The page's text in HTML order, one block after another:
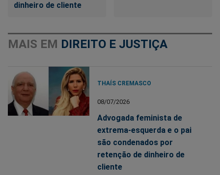
dinheiro de cliente
MAIS EM DIREITO E JUSTIÇA
THAÍS CREMASCO
08/07/2026
Advogada feminista de
extrema-esquerda e o pai
são condenados por
retenção de dinheiro de
cliente